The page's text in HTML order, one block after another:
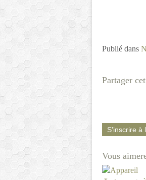
Publié dans
Partager
S'inscrire à
Vous